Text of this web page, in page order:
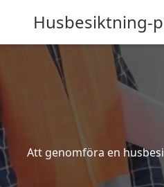
Husbesiktning-
Att genomföra en